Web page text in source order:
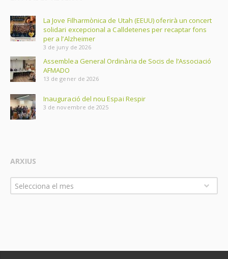
La Jove Filharmònica de Utah (EEUU) oferirà un concert
solidari excepcional a Calldetenes per recaptar fons
per a l’Alzheimer
3 de juny de 2026
Assemblea General Ordinària de Socis de l’Associació
AFMADO
13 de gener de 2026
Inauguració del nou Espai Respir
3 de novembre de 2025
ARXIUS
Arxius
Selecciona el mes